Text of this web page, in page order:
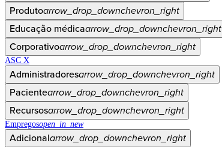
Produtoarrow_drop_downchevron_right
Educação médicaarrow_drop_downchevron_right
Corporativoarrow_drop_downchevron_right
ASC X
Administradoresarrow_drop_downchevron_right
Pacientearrow_drop_downchevron_right
Recursosarrow_drop_downchevron_right
Empregosopen_in_new
Adicionalarrow_drop_downchevron_right